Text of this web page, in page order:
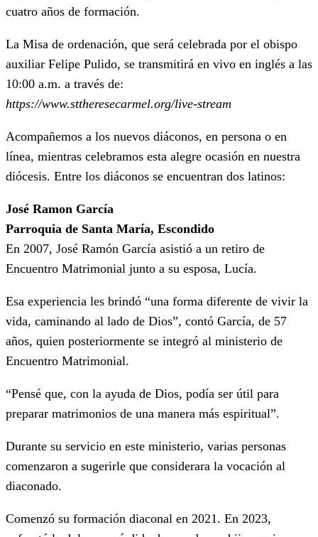
cuatro años de formación.
La Misa de ordenación, que será celebrada por el obispo
auxiliar Felipe Pulido, se transmitirá en vivo en inglés a las
10:00 a.m. a través de:
https://www.sttheresecarmel.org/live-stream
Acompañemos a los nuevos diáconos, en persona o en
línea, mientras celebramos esta alegre ocasión en nuestra
diócesis. Entre los diáconos se encuentran dos latinos:
José Ramon García
Parroquia de Santa María, Escondido
En 2007, José Ramón García asistió a un retiro de
Encuentro Matrimonial junto a su esposa, Lucía.
Esa experiencia les brindó “una forma diferente de vivir la
vida, caminando al lado de Dios”, contó García, de 57
años, quien posteriormente se integró al ministerio de
Encuentro Matrimonial.
“Pensé que, con la ayuda de Dios, podía ser útil para
preparar matrimonios de una manera más espiritual”.
Durante su servicio en este ministerio, varias personas
comenzaron a sugerirle que considerara la vocación al
diaconado.
Comenzó su formación diaconal en 2021. En 2023,